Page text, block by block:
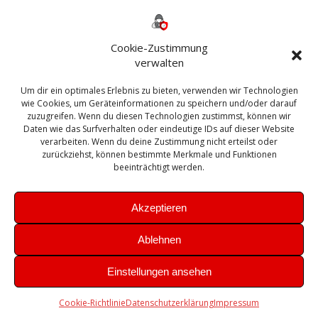
Cookie-Zustimmung
verwalten
Um dir ein optimales Erlebnis zu bieten, verwenden wir Technologien
wie Cookies, um Geräteinformationen zu speichern und/oder darauf
zuzugreifen. Wenn du diesen Technologien zustimmst, können wir
Daten wie das Surfverhalten oder eindeutige IDs auf dieser Website
verarbeiten. Wenn du deine Zustimmung nicht erteilst oder
zurückziehst, können bestimmte Merkmale und Funktionen
beeinträchtigt werden.
Akzeptieren
Ablehnen
Einstellungen ansehen
Cookie-RichtlinieDatenschutzerklärungImpressum
Bautagebuch
Exchange firewall Fritzbox
Microsoft
Sanierung SBS Security Server Sicherheit
Sicherung SIEM Sophos SSL Ubuntu
Update Upgrade UTM VCenter VCSA Veeam
VMWare VPN WAZUH Windows
Zertifikat
Theme